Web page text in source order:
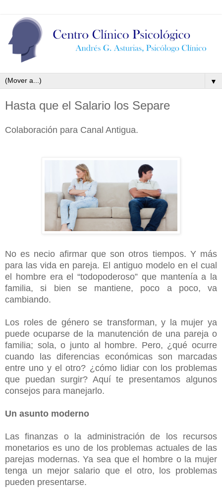
▼
Hasta que el Salario los Separe
Colaboración para Canal Antigua.
No es necio afirmar que son otros tiempos. Y más
para las vida en pareja. El antiguo modelo en el cual
el hombre era el “todopoderoso” que mantenía a la
familia, si bien se mantiene, poco a poco, va
cambiando.
Los roles de género se transforman, y la mujer ya
puede ocuparse de la manutención de una pareja o
familia; sola, o junto al hombre. Pero, ¿qué ocurre
cuando las diferencias económicas son marcadas
entre uno y el otro? ¿cómo lidiar con los problemas
que puedan surgir? Aquí te presentamos algunos
consejos para manejarlo.
Un asunto moderno
Las finanzas o la administración de los recursos
monetarios es uno de los problemas actuales de las
parejas modernas. Ya sea que el hombre o la mujer
tenga un mejor salario que el otro, los problemas
pueden presentarse.